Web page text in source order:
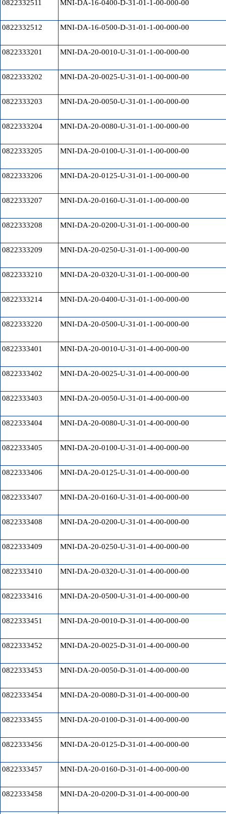
0822332511 MNI-DA-16-0400-D-31-01-1-00-000-00
0822332512 MNI-DA-16-0500-D-31-01-1-00-000-00
0822333201 MNI-DA-20-0010-U-31-01-1-00-000-00
0822333202 MNI-DA-20-0025-U-31-01-1-00-000-00
0822333203 MNI-DA-20-0050-U-31-01-1-00-000-00
0822333204 MNI-DA-20-0080-U-31-01-1-00-000-00
0822333205 MNI-DA-20-0100-U-31-01-1-00-000-00
0822333206 MNI-DA-20-0125-U-31-01-1-00-000-00
0822333207 MNI-DA-20-0160-U-31-01-1-00-000-00
0822333208 MNI-DA-20-0200-U-31-01-1-00-000-00
0822333209 MNI-DA-20-0250-U-31-01-1-00-000-00
0822333210 MNI-DA-20-0320-U-31-01-1-00-000-00
0822333214 MNI-DA-20-0400-U-31-01-1-00-000-00
0822333220 MNI-DA-20-0500-U-31-01-1-00-000-00
0822333401 MNI-DA-20-0010-U-31-01-4-00-000-00
0822333402 MNI-DA-20-0025-U-31-01-4-00-000-00
0822333403 MNI-DA-20-0050-U-31-01-4-00-000-00
0822333404 MNI-DA-20-0080-U-31-01-4-00-000-00
0822333405 MNI-DA-20-0100-U-31-01-4-00-000-00
0822333406 MNI-DA-20-0125-U-31-01-4-00-000-00
0822333407 MNI-DA-20-0160-U-31-01-4-00-000-00
0822333408 MNI-DA-20-0200-U-31-01-4-00-000-00
0822333409 MNI-DA-20-0250-U-31-01-4-00-000-00
0822333410 MNI-DA-20-0320-U-31-01-4-00-000-00
0822333416 MNI-DA-20-0500-U-31-01-4-00-000-00
0822333451 MNI-DA-20-0010-D-31-01-4-00-000-00
0822333452 MNI-DA-20-0025-D-31-01-4-00-000-00
0822333453 MNI-DA-20-0050-D-31-01-4-00-000-00
0822333454 MNI-DA-20-0080-D-31-01-4-00-000-00
0822333455 MNI-DA-20-0100-D-31-01-4-00-000-00
0822333456 MNI-DA-20-0125-D-31-01-4-00-000-00
0822333457 MNI-DA-20-0160-D-31-01-4-00-000-00
0822333458 MNI-DA-20-0200-D-31-01-4-00-000-00